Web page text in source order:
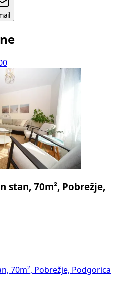
stan, 70m², Pobrežje,
70m², Pobrežje, Podgorica